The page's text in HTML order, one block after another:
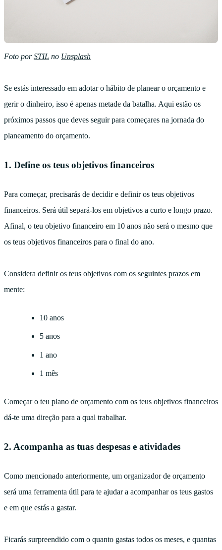
Foto porSTIL no Unsplash
Se estás interessado em adotar o hábito de planear o orçamento e
gerir o dinheiro, isso é apenas metade da batalha. Aqui estão os
próximos passos que deves seguir para começares na jornada do
planeamento do orçamento.
1. Define os teus objetivos financeiros
Para começar, precisarás de decidir e definir os teus objetivos
financeiros. Será útil separá-los em objetivos a curto e longo prazo.
Afinal, o teu objetivo financeiro em 10 anos não será o mesmo que
os teus objetivos financeiros para o final do ano.
Considera definir os teus objetivos com os seguintes prazos em
mente:
10 anos
5 anos
1 ano
1 mês
Começar o teu plano de orçamento com os teus objetivos financeiros
dá-te uma direção para a qual trabalhar.
2. Acompanha as tuas despesas e atividades
Como mencionado anteriormente, um organizador de orçamento
será uma ferramenta útil para te ajudar a acompanhar os teus gastos
e em que estás a gastar.
Ficarás surpreendido com o quanto gastas todos os meses, e quantas